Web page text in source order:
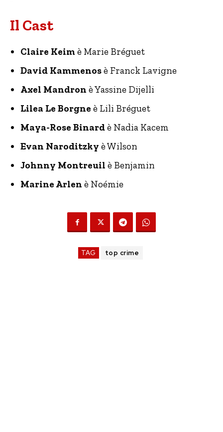
Il Cast
Claire Keimè Marie Bréguet
David Kammenosè Franck Lavigne
Axel Mandron è Yassine Dijelli
Lilea Le Borgne è Lili Bréguet
Maya-Rose Binardè Nadia Kacem
Evan Naroditzky è Wilson
Johnny Montreuil è Benjamin
Marine Arlen è Noémie
TAG top crime